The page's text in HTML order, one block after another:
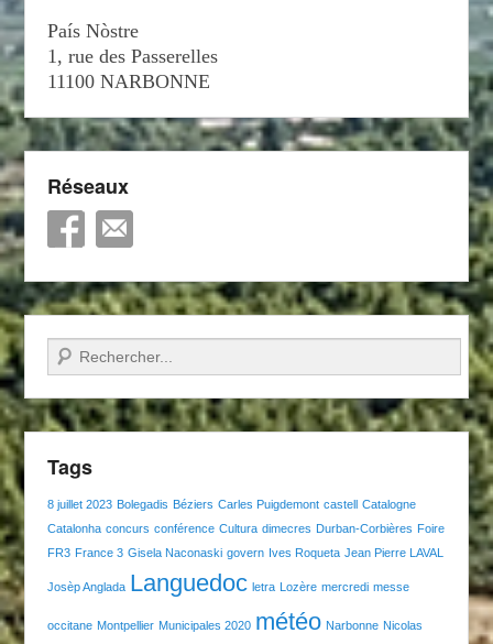
País Nòstre
1, rue des Passerelles
11100 NARBONNE
Réseaux
Recherche
Tags
8 juillet 2023 Bolegadis Béziers Carles Puigdemont castell Catalogne
Catalonha concurs conférence Cultura dimecres Durban-Corbières Foire
FR3 France 3 Gisela Naconaski govern Ives Roqueta Jean Pierre LAVAL
Josèp Anglada Languedoc letra Lozère mercredi messe
occitane Montpellier Municipales 2020 météo Narbonne Nicolas